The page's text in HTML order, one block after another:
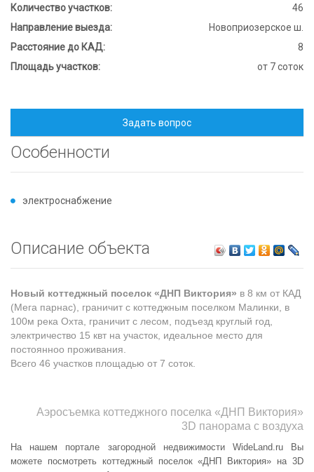
Количество участков:
46
Направление выезда:
Новоприозерское ш.
Расстояние до КАД:
8
Площадь участков:
от 7 соток
Записаться на просмотр
Особенности
электроснабжение
Описание объекта
Новый коттеджный поселок «ДНП Виктория» в 8 км от КАД
(Мега парнас), граничит с коттеджным поселком Малинки, в
100м река Охта, граничит с лесом, подъезд круглый год,
электричество 15 квт на участок, идеальное место для
постоянноо проживания.
Всего 46 участков площадью от 7 соток.
Аэросъемка коттеджного поселка «ДНП Виктория»
3D панорама с воздуха
На нашем портале загородной недвижимости WideLand.ru Вы
можете посмотреть коттеджный поселок «ДНП Виктория» на 3D